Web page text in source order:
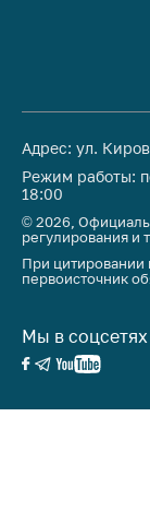
Адрес: ул.
Режим работы:
18:00
© 2026,
регулирования и
При цитировании
первоисточник
Мы в соцсетях